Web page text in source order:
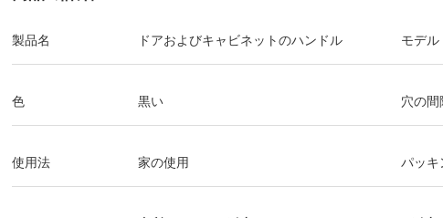
製品名 ドアおよびキャビネットのハンドル モデル
色 黒い 穴の間
使用法 家の使用 パッキ